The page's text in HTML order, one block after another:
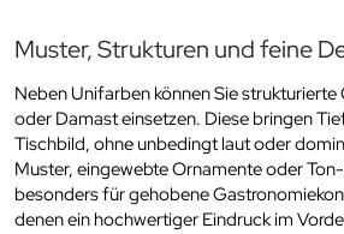
Muster, Strukturen und feine
Neben Unifarben können Sie
oder Damast einsetzen. Diese bringen
Tischbild, ohne unbedingt laut oder
Muster, eingewebte Ornamente oder
besonders für gehobene
denen ein hochwertiger Eindruck im